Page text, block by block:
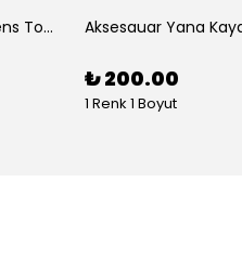
Aksesauar Kurdele 7Cm Metal Pens Toka
₺ 200.00
1 Renk 1 Boyut